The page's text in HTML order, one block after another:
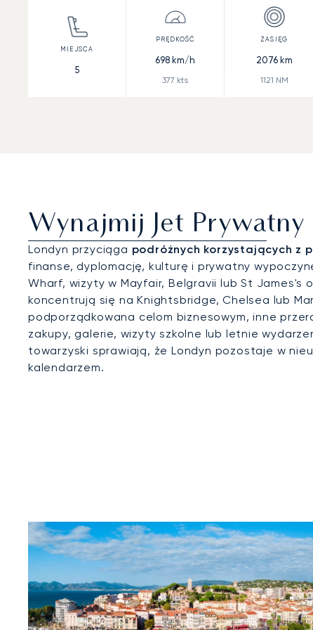
5
698 km/h
377 kts
2076km
1121 NM
Wynajmij Jet Prywatny
Londyn przyciąga podróżnych korzystających z
finanse, dyplomację, kulturę i prywatny
Wharf, wizyty w Mayfair, Belgravii lub St James's
koncentrują się na Knightsbridge, Chelsea lub
podporządkowana celom biznesowym, inne
zakupy, galerie, wizyty szkolne lub letnie
towarzyski sprawiają, że Londyn pozostaje w
kalendarzem.